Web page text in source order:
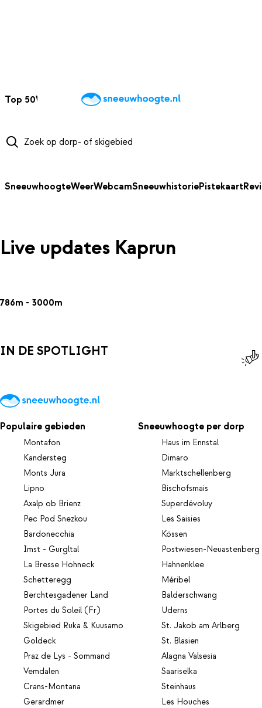
Top 50Webcams WintersportweerKaarten
SneeuwhoogteWeerWebcamSneeuwhistoriePistekaart
Live updates Kaprun
786m - 3000m
IN DE SPOTLIGHT
Populaire gebieden
Montafon
Kandersteg
Monts Jura
Lipno
Axalp ob Brienz
Pec Pod Snezkou
Bardonecchia
Imst - Gurgltal
La Bresse Hohneck
Schetteregg
Berchtesgadener Land
Portes du Soleil (Fr)
Skigebied Ruka & Kuusamo
Goldeck
Praz de Lys - Sommand
Vemdalen
Crans-Montana
Gerardmer
Sneeuwhoogte per dorp
Haus im Ennstal
Dimaro
Marktschellenberg
Bischofsmais
Superdévoluy
Les Saisies
Kössen
Postwiesen-Neuastenberg
Hahnenklee
Méribel
Balderschwang
Uderns
St. Jakob am Arlberg
St. Blasien
Alagna Valsesia
Saariselka
Steinhaus
Les Houches